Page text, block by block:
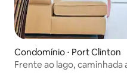
Condomínio ⋅ Port Clinton
Frente ao lago, caminhada